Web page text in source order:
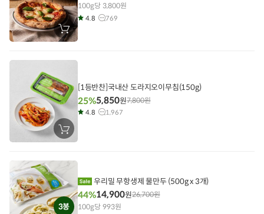
장
바
에
100g당 3,800원
4.8 769
장
바
에
기
[1등반찬]국내산 도라지오이무침(150g)
25%5,850원7,800원
4.8 1,967
3봉
우리밀 무항생제 물만두 (500g x 3개)
44%14,900원26,700원
100g당 993원